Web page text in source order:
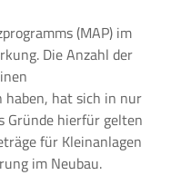
(MAP) im
Die Anzahl der
hat sich in nur
Gründe hierfür gelten
für Kleinanlagen
im Neubau.